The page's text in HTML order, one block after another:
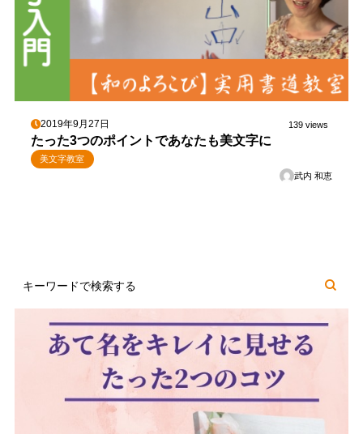
2019年9月27日 139 views
たった3つのポイントであなたも美文字に
美文字教室
武内 和恵